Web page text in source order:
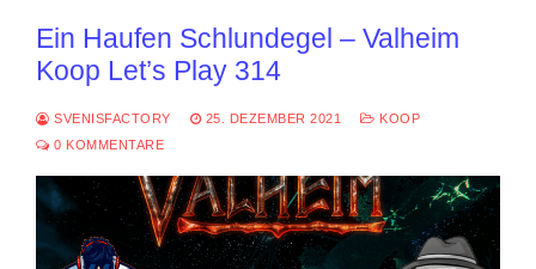
Ein Haufen Schlundegel – Valheim
Koop Let’s Play 314
SVENISFACTORY 25. DEZEMBER 2021
KOOP
0 KOMMENTARE